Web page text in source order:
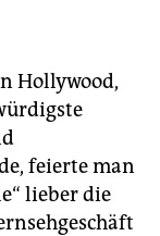
Hollywood,
feierte man
lieber die